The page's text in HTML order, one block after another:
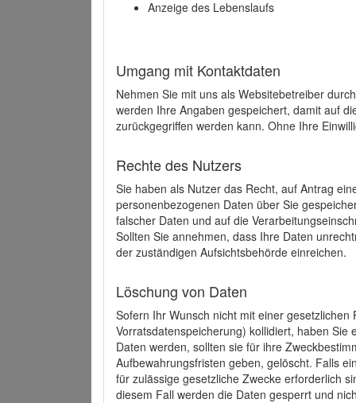
Anzeige des Lebenslaufs
Umgang mit Kontaktdaten
Nehmen Sie mit uns als Websitebetreiber
werden Ihre Angaben gespeichert, damit auf
zurückgegriffen werden kann. Ohne Ihre
Rechte des Nutzers
Sie haben als Nutzer das Recht, auf Antrag
personenbezogenen Daten über Sie
falscher Daten und auf die
Sollten Sie annehmen, dass Ihre Daten
der zuständigen Aufsichtsbehörde einreichen.
Löschung von Daten
Sofern Ihr Wunsch nicht mit einer
Vorratsdatenspeicherung) kollidiert, haben
Daten werden, sollten sie für ihre
Aufbewahrungsfristen geben, gelöscht. Falls
für zulässige gesetzliche Zwecke erforderlich
diesem Fall werden die Daten gesperrt und